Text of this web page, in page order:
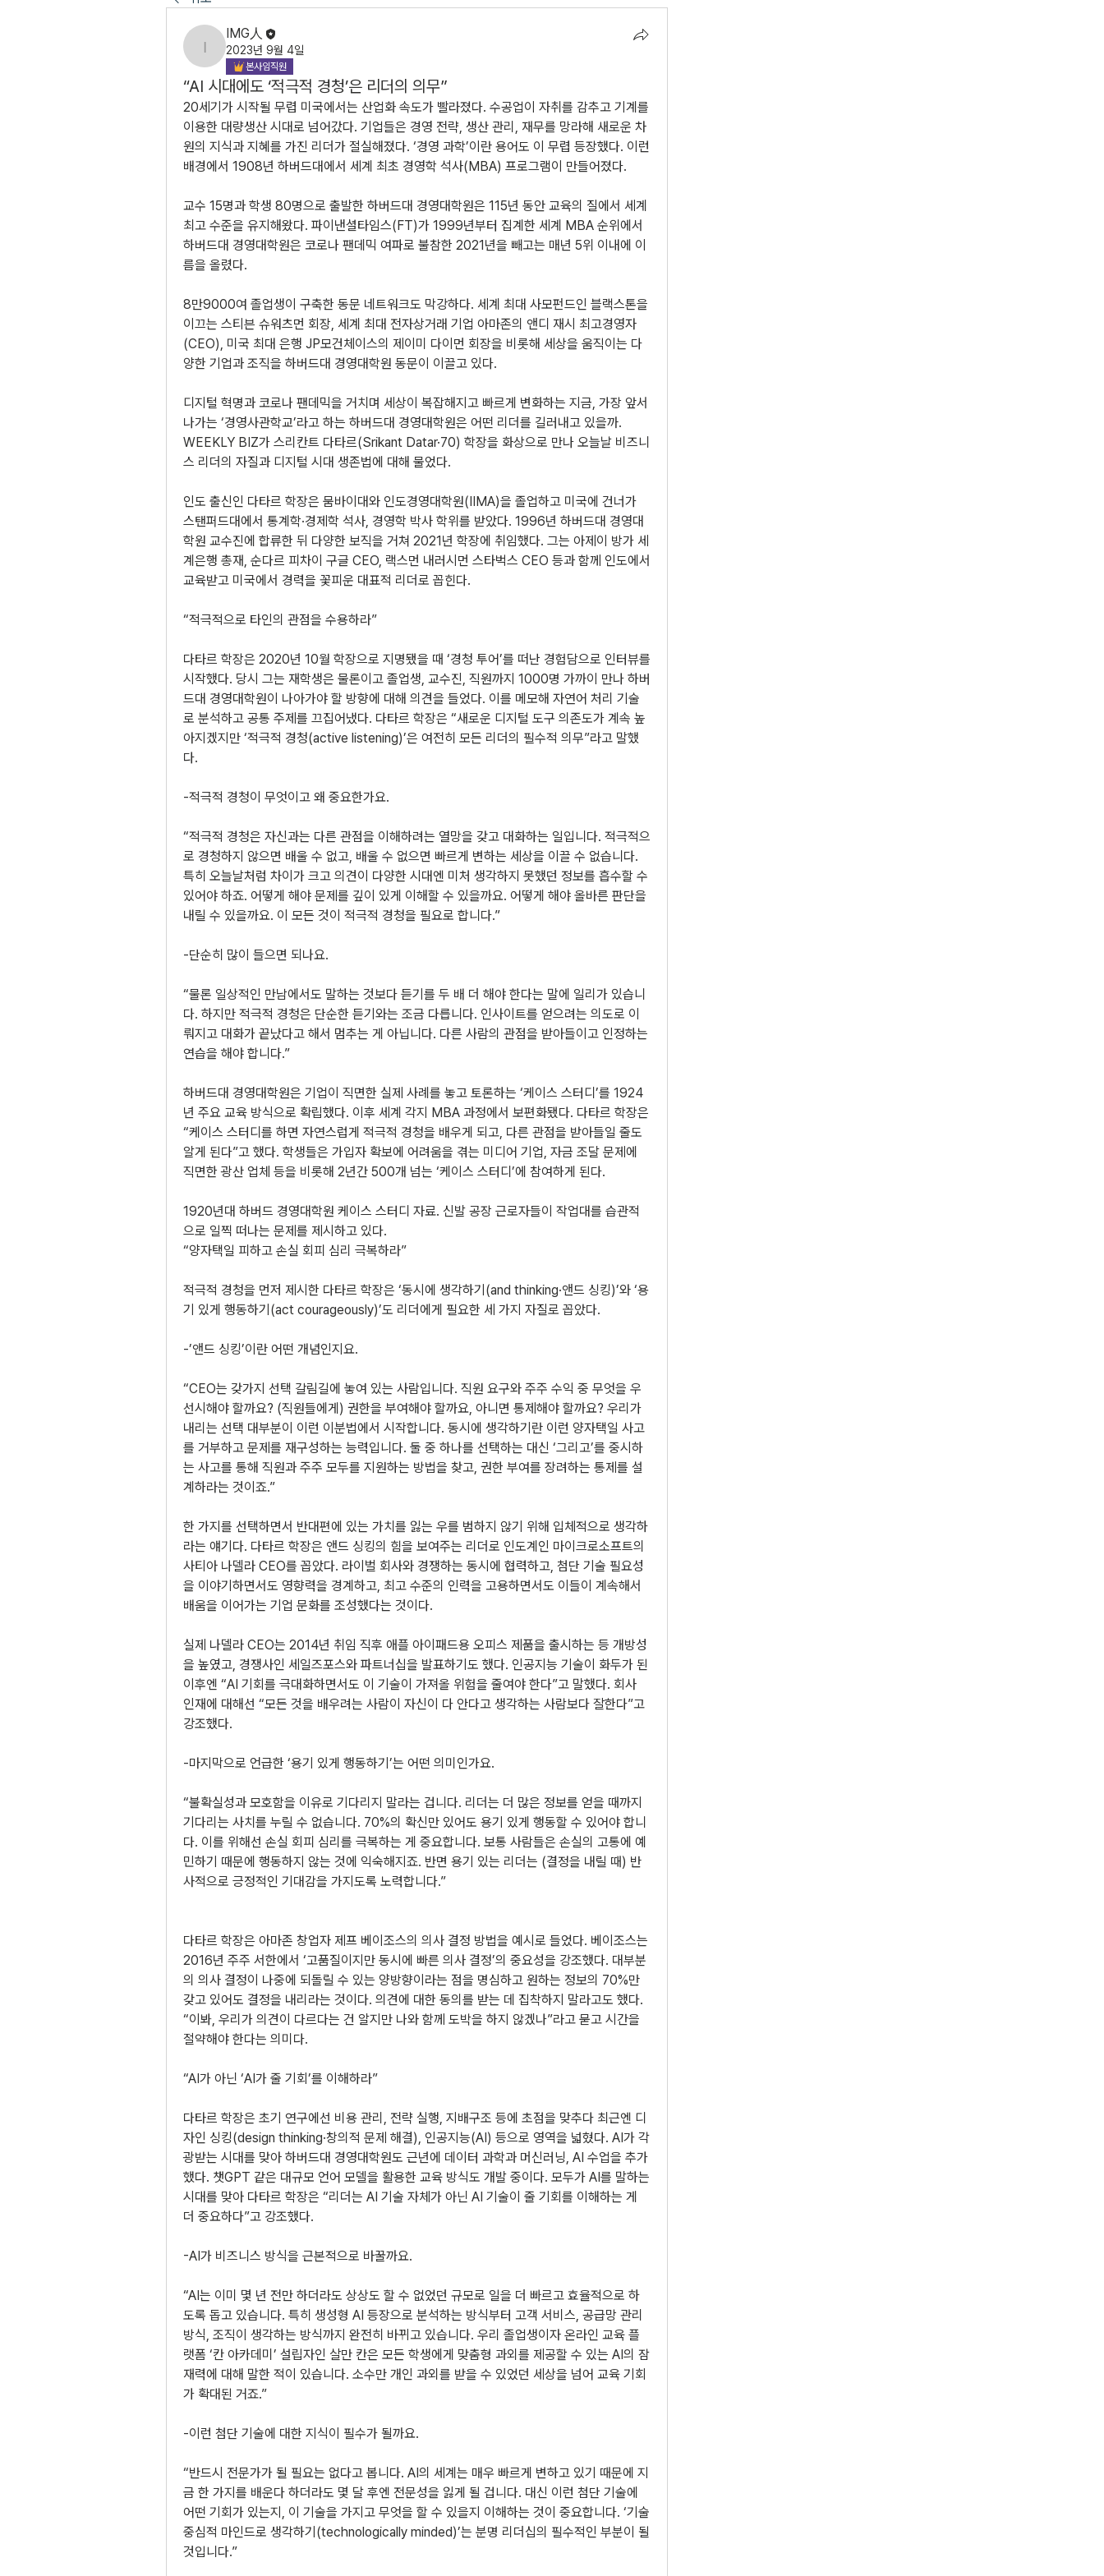
IMG人
IMG人
2023년 9월 4일
본사임직원
“AI 시대에도 ‘적극적 경청’은 리더의 의무”
20세기가 시작될 무렵 미국에서는 산업화 속도가 빨라졌다. 수공업이 자취를 감추고 기계를
이용한 대량생산 시대로 넘어갔다. 기업들은 경영 전략, 생산 관리, 재무를 망라해 새로운 차
원의 지식과 지혜를 가진 리더가 절실해졌다. ‘경영 과학’이란 용어도 이 무렵 등장했다. 이런
배경에서 1908년 하버드대에서 세계 최초 경영학 석사(MBA) 프로그램이 만들어졌다.
교수 15명과 학생 80명으로 출발한 하버드대 경영대학원은 115년 동안 교육의 질에서 세계
최고 수준을 유지해왔다. 파이낸셜타임스(FT)가 1999년부터 집계한 세계 MBA 순위에서
하버드대 경영대학원은 코로나 팬데믹 여파로 불참한 2021년을 빼고는 매년 5위 이내에 이
름을 올렸다.
8만9000여 졸업생이 구축한 동문 네트워크도 막강하다. 세계 최대 사모펀드인 블랙스톤을
이끄는 스티븐 슈워츠먼 회장, 세계 최대 전자상거래 기업 아마존의 앤디 재시 최고경영자
(CEO), 미국 최대 은행 JP모건체이스의 제이미 다이먼 회장을 비롯해 세상을 움직이는 다
양한 기업과 조직을 하버드대 경영대학원 동문이 이끌고 있다.
디지털 혁명과 코로나 팬데믹을 거치며 세상이 복잡해지고 빠르게 변화하는 지금, 가장 앞서
나가는 ‘경영사관학교’라고 하는 하버드대 경영대학원은 어떤 리더를 길러내고 있을까.
WEEKLY BIZ가 스리칸트 다타르(Srikant Datar·70) 학장을 화상으로 만나 오늘날 비즈니
스 리더의 자질과 디지털 시대 생존법에 대해 물었다.
인도 출신인 다타르 학장은 뭄바이대와 인도경영대학원(IIMA)을 졸업하고 미국에 건너가
스탠퍼드대에서 통계학·경제학 석사, 경영학 박사 학위를 받았다. 1996년 하버드대 경영대
학원 교수진에 합류한 뒤 다양한 보직을 거쳐 2021년 학장에 취임했다. 그는 아제이 방가 세
계은행 총재, 순다르 피차이 구글 CEO, 랙스먼 내러시먼 스타벅스 CEO 등과 함께 인도에서
교육받고 미국에서 경력을 꽃피운 대표적 리더로 꼽힌다.
“적극적으로 타인의 관점을 수용하라”
다타르 학장은 2020년 10월 학장으로 지명됐을 때 ‘경청 투어’를 떠난 경험담으로 인터뷰를
시작했다. 당시 그는 재학생은 물론이고 졸업생, 교수진, 직원까지 1000명 가까이 만나 하버
드대 경영대학원이 나아가야 할 방향에 대해 의견을 들었다. 이를 메모해 자연어 처리 기술
로 분석하고 공통 주제를 끄집어냈다. 다타르 학장은 “새로운 디지털 도구 의존도가 계속 높
아지겠지만 ‘적극적 경청(active listening)’은 여전히 모든 리더의 필수적 의무”라고 말했
다.
-적극적 경청이 무엇이고 왜 중요한가요.
“적극적 경청은 자신과는 다른 관점을 이해하려는 열망을 갖고 대화하는 일입니다. 적극적으
로 경청하지 않으면 배울 수 없고, 배울 수 없으면 빠르게 변하는 세상을 이끌 수 없습니다.
특히 오늘날처럼 차이가 크고 의견이 다양한 시대엔 미처 생각하지 못했던 정보를 흡수할 수
있어야 하죠. 어떻게 해야 문제를 깊이 있게 이해할 수 있을까요. 어떻게 해야 올바른 판단을
내릴 수 있을까요. 이 모든 것이 적극적 경청을 필요로 합니다.”
-단순히 많이 들으면 되나요.
“물론 일상적인 만남에서도 말하는 것보다 듣기를 두 배 더 해야 한다는 말에 일리가 있습니
다. 하지만 적극적 경청은 단순한 듣기와는 조금 다릅니다. 인사이트를 얻으려는 의도로 이
뤄지고 대화가 끝났다고 해서 멈추는 게 아닙니다. 다른 사람의 관점을 받아들이고 인정하는
연습을 해야 합니다.”
하버드대 경영대학원은 기업이 직면한 실제 사례를 놓고 토론하는 ‘케이스 스터디’를 1924
년 주요 교육 방식으로 확립했다. 이후 세계 각지 MBA 과정에서 보편화됐다. 다타르 학장은
“케이스 스터디를 하면 자연스럽게 적극적 경청을 배우게 되고, 다른 관점을 받아들일 줄도
알게 된다”고 했다. 학생들은 가입자 확보에 어려움을 겪는 미디어 기업, 자금 조달 문제에
직면한 광산 업체 등을 비롯해 2년간 500개 넘는 ‘케이스 스터디’에 참여하게 된다.
1920년대 하버드 경영대학원 케이스 스터디 자료. 신발 공장 근로자들이 작업대를 습관적
으로 일찍 떠나는 문제를 제시하고 있다.
“양자택일 피하고 손실 회피 심리 극복하라”
적극적 경청을 먼저 제시한 다타르 학장은 ‘동시에 생각하기(and thinking·앤드 싱킹)’와 ‘용
기 있게 행동하기(act courageously)’도 리더에게 필요한 세 가지 자질로 꼽았다.
-’앤드 싱킹’이란 어떤 개념인지요.
“CEO는 갖가지 선택 갈림길에 놓여 있는 사람입니다. 직원 요구와 주주 수익 중 무엇을 우
선시해야 할까요? (직원들에게) 권한을 부여해야 할까요, 아니면 통제해야 할까요? 우리가
내리는 선택 대부분이 이런 이분법에서 시작합니다. 동시에 생각하기란 이런 양자택일 사고
를 거부하고 문제를 재구성하는 능력입니다. 둘 중 하나를 선택하는 대신 ‘그리고’를 중시하
는 사고를 통해 직원과 주주 모두를 지원하는 방법을 찾고, 권한 부여를 장려하는 통제를 설
계하라는 것이죠.”
한 가지를 선택하면서 반대편에 있는 가치를 잃는 우를 범하지 않기 위해 입체적으로 생각하
라는 얘기다. 다타르 학장은 앤드 싱킹의 힘을 보여주는 리더로 인도계인 마이크로소프트의
사티아 나델라 CEO를 꼽았다. 라이벌 회사와 경쟁하는 동시에 협력하고, 첨단 기술 필요성
을 이야기하면서도 영향력을 경계하고, 최고 수준의 인력을 고용하면서도 이들이 계속해서
배움을 이어가는 기업 문화를 조성했다는 것이다.
실제 나델라 CEO는 2014년 취임 직후 애플 아이패드용 오피스 제품을 출시하는 등 개방성
을 높였고, 경쟁사인 세일즈포스와 파트너십을 발표하기도 했다. 인공지능 기술이 화두가 된
이후엔 “AI 기회를 극대화하면서도 이 기술이 가져올 위험을 줄여야 한다”고 말했다. 회사
인재에 대해선 “모든 것을 배우려는 사람이 자신이 다 안다고 생각하는 사람보다 잘한다”고
강조했다.
-마지막으로 언급한 ‘용기 있게 행동하기’는 어떤 의미인가요.
“불확실성과 모호함을 이유로 기다리지 말라는 겁니다. 리더는 더 많은 정보를 얻을 때까지
기다리는 사치를 누릴 수 없습니다. 70%의 확신만 있어도 용기 있게 행동할 수 있어야 합니
다. 이를 위해선 손실 회피 심리를 극복하는 게 중요합니다. 보통 사람들은 손실의 고통에 예
민하기 때문에 행동하지 않는 것에 익숙해지죠. 반면 용기 있는 리더는 (결정을 내릴 때) 반
사적으로 긍정적인 기대감을 가지도록 노력합니다.”
다타르 학장은 아마존 창업자 제프 베이조스의 의사 결정 방법을 예시로 들었다. 베이조스는
2016년 주주 서한에서 ‘고품질이지만 동시에 빠른 의사 결정’의 중요성을 강조했다. 대부분
의 의사 결정이 나중에 되돌릴 수 있는 양방향이라는 점을 명심하고 원하는 정보의 70%만
갖고 있어도 결정을 내리라는 것이다. 의견에 대한 동의를 받는 데 집착하지 말라고도 했다.
“이봐, 우리가 의견이 다르다는 건 알지만 나와 함께 도박을 하지 않겠나”라고 묻고 시간을
절약해야 한다는 의미다.
“AI가 아닌 ‘AI가 줄 기회’를 이해하라”
다타르 학장은 초기 연구에선 비용 관리, 전략 실행, 지배구조 등에 초점을 맞추다 최근엔 디
자인 싱킹(design thinking·창의적 문제 해결), 인공지능(AI) 등으로 영역을 넓혔다. AI가 각
광받는 시대를 맞아 하버드대 경영대학원도 근년에 데이터 과학과 머신러닝, AI 수업을 추가
했다. 챗GPT 같은 대규모 언어 모델을 활용한 교육 방식도 개발 중이다. 모두가 AI를 말하는
시대를 맞아 다타르 학장은 “리더는 AI 기술 자체가 아닌 AI 기술이 줄 기회를 이해하는 게
더 중요하다”고 강조했다.
-AI가 비즈니스 방식을 근본적으로 바꿀까요.
“AI는 이미 몇 년 전만 하더라도 상상도 할 수 없었던 규모로 일을 더 빠르고 효율적으로 하
도록 돕고 있습니다. 특히 생성형 AI 등장으로 분석하는 방식부터 고객 서비스, 공급망 관리
방식, 조직이 생각하는 방식까지 완전히 바뀌고 있습니다. 우리 졸업생이자 온라인 교육 플
랫폼 ‘칸 아카데미’ 설립자인 살만 칸은 모든 학생에게 맞춤형 과외를 제공할 수 있는 AI의 잠
재력에 대해 말한 적이 있습니다. 소수만 개인 과외를 받을 수 있었던 세상을 넘어 교육 기회
가 확대된 거죠.”
-이런 첨단 기술에 대한 지식이 필수가 될까요.
“반드시 전문가가 될 필요는 없다고 봅니다. AI의 세계는 매우 빠르게 변하고 있기 때문에 지
금 한 가지를 배운다 하더라도 몇 달 후엔 전문성을 잃게 될 겁니다. 대신 이런 첨단 기술에
어떤 기회가 있는지, 이 기술을 가지고 무엇을 할 수 있을지 이해하는 것이 중요합니다. ‘기술
중심적 마인드로 생각하기(technologically minded)’는 분명 리더십의 필수적인 부분이 될
것입니다.”